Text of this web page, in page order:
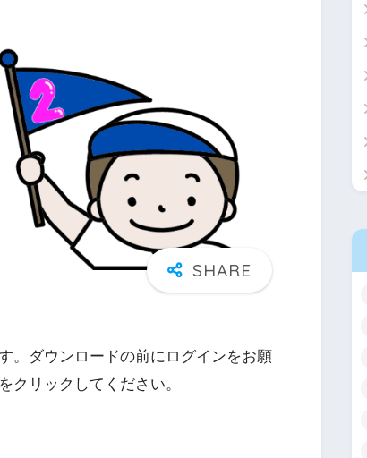
。ダウンロードの前にログインをお願
クリックしてください。